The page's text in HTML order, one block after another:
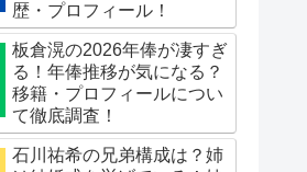
歴・プロフィール！
板倉滉の2026年俸が凄すぎ
る！年俸推移が気になる？
移籍・プロフィールについ
て徹底調査！
石川祐希の兄弟構成は？姉